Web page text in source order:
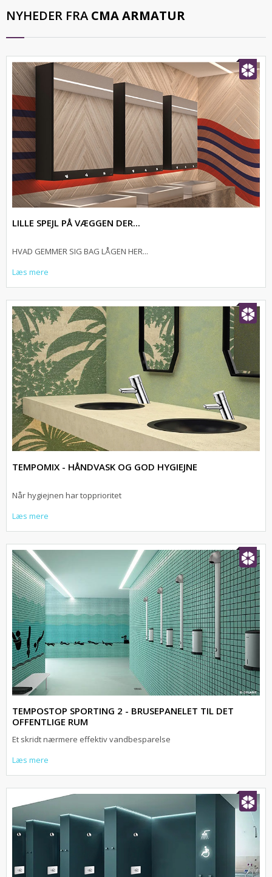
NYHEDER FRA CMA ARMATUR
LILLE SPEJL PÅ VÆGGEN DER...
HVAD GEMMER SIG BAG LÅGEN HER...
Læs mere
TEMPOMIX - HÅNDVASK OG GOD HYGIEJNE
Når hygiejnen har topprioritet
Læs mere
TEMPOSTOP SPORTING 2 - BRUSEPANELET TIL DET
OFFENTLIGE RUM
Et skridt nærmere effektiv vandbesparelse
Læs mere